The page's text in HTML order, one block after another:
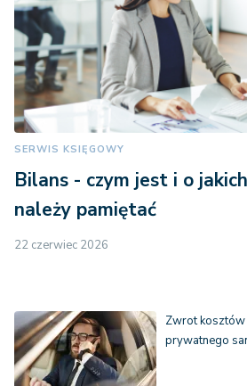
SERWIS KSIĘGOWY
Bilans - czym jest i o
należy pamiętać
22 czerwiec 2026
Zwrot
prywatnego